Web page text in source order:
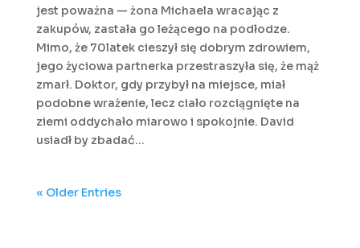
jest poważna — żona Michaela wracając z
zakupów, zastała go leżącego na podłodze.
Mimo, że 70latek cieszył się dobrym zdrowiem,
jego życiowa partnerka przestraszyła się, że mąż
zmarł. Doktor, gdy przybył na miejsce, miał
podobne wrażenie, lecz ciało rozciągnięte na
ziemi oddychało miarowo i spokojnie. David
usiadł by zbadać...
« Older Entries